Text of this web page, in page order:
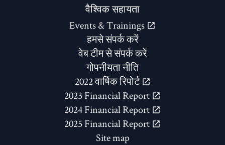
वैश्विक सहायता
Events & Trainings
हमसे संपर्क करें
वेब टीम से संपर्क करें
गोपनीयता नीति
2022 वार्षिक रिपोर्ट
2023 Financial Report
2024 Financial Report
2025 Financial Report
Site map